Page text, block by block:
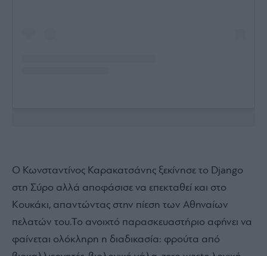
Ο Κωνσταντίνος Καρακατσάνης ξεκίνησε το Django
στη Σύρο αλλά αποφάσισε να επεκταθεί και στο
Κουκάκι, απαντώντας στην πίεση των Αθηναίων
πελατών του.Το ανοιχτό παρασκευαστήριο αφήνει να
φαίνεται ολόκληρη η διαδικασία: φρούτα από